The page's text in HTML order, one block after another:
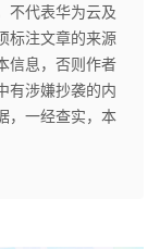
不代表华为云及
标注文章的来源
信息，否则作者
有涉嫌抄袭的内
，一经查实，本